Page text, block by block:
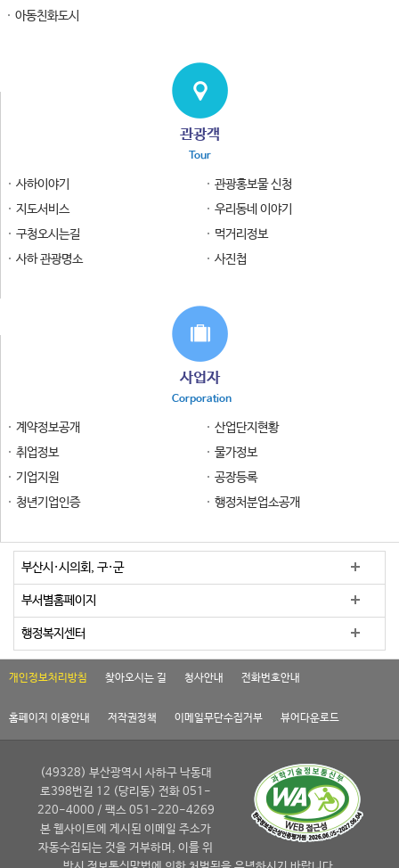
아동친화도시
관광객
Tour
사하이야기
관광홍보물 신청
지도서비스
우리동네 이야기
구청오시는길
먹거리정보
사하 관광명소
사진첩
사업자
Corporation
계약정보공개
산업단지현황
취업정보
물가정보
기업지원
공장등록
청년기업인증
행정처분업소공개
부산시·시의회, 구·군
부서별홈페이지
행정복지센터
개인정보처리방침 찾아오시는 길 청사안내 전화번호안내
홈페이지 이용안내 저작권정책 이메일무단수집거부 뷰어다운로드
(49328) 부산광역시 사하구 낙동대
로398번길 12 (당리동) 전화 051-
220-4000 / 팩스 051-220-4269
본 웹사이트에 게시된 이메일 주소가
자동수집되는 것을 거부하며, 이를 위